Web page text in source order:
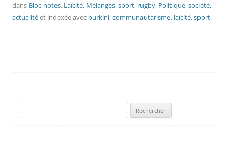
dans Bloc-notes, Laïcité, Mélanges, sport, rugby, Politique, société,
actualitéet indexée avec burkini,communautarisme, laïcité,sport.